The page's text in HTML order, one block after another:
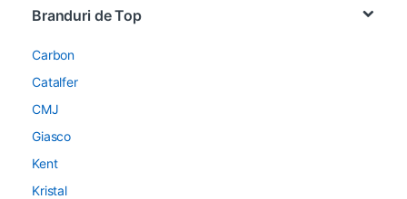
Branduri de Top
Carbon
Catalfer
CMJ
Giasco
Kent
Kristal